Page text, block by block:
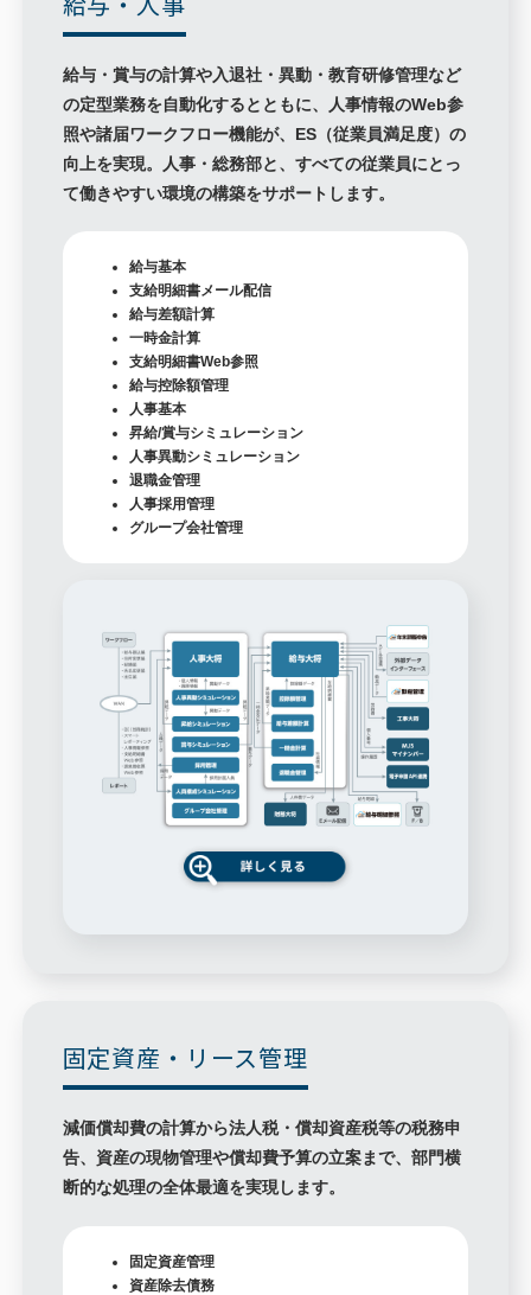
給与・賞与の計算や入退社・異動・教育研修管理など
の定型業務を自動化するとともに、人事情報のWeb参
照や諸届ワークフロー機能が、ES（従業員満足度）の
向上を実現。人事・総務部と、すべての従業員にとっ
て働きやすい環境の構築をサポートします。
給与基本
支給明細書メール配信
給与差額計算
一時金計算
支給明細書Web参照
給与控除額管理
人事基本
昇給/賞与シミュレーション
人事異動シミュレーション
退職金管理
人事採用管理
グループ会社管理
固定資産・リース管理
減価償却費の計算から法人税・償却資産税等の税務申
告、資産の現物管理や償却費予算の立案まで、部門横
断的な処理の全体最適を実現します。
固定資産管理
資産除去債務